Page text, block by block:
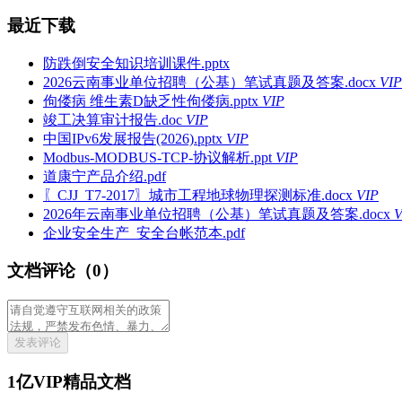
最近下载
防跌倒安全知识培训课件.pptx
2026云南事业单位招聘（公基）笔试真题及答案.docx VIP
佝偻病 维生素D缺乏性佝偻病.pptx VIP
竣工决算审计报告.doc VIP
中国IPv6发展报告(2026).pptx VIP
Modbus-MODBUS-TCP-协议解析.ppt VIP
道康宁产品介绍.pdf
〖CJJ_T7-2017〗城市工程地球物理探测标准.docx VIP
2026年云南事业单位招聘（公基）笔试真题及答案.docx
企业安全生产_安全台帐范本.pdf
文档评论（0）
发表评论
1亿VIP精品文档